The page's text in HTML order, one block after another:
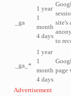
_ga
1 year
1
month
4 days
site's
to
_ga_*
1 year
1
month
4 days
page
Advertisement